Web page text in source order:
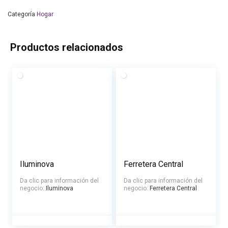
Categoría Hogar
Productos relacionados
Iluminova
Da clic para información del
negocio: Iluminova
Ferretera Central
Da clic para información del
negocio: Ferretera Central